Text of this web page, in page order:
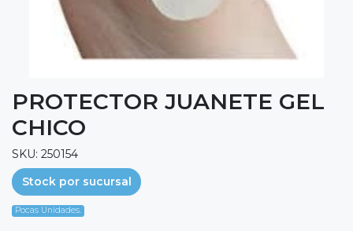
PROTECTOR JUANETE GEL
CHICO
SKU: 250154
Stock por sucursal
Pocas Unidades.